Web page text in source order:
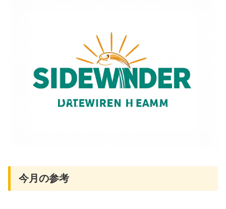
今月の参考